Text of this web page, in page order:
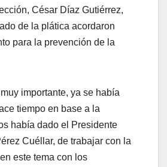
César Díaz Gutiérrez,
de la plática acordaron
para la prevención de la
importante, ya se había
tiempo en base a la
había dado el Presidente
Cuéllar, de trabajar con la
este tema con los